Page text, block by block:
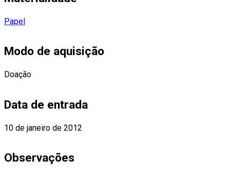
Papel
Modo de aquisição
Doação
Data de entrada
10 de janeiro de 2012
Observações